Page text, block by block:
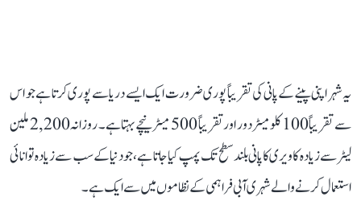
یہ شہر اپنی پینے کے پانی کی تقریباً پوری ضرورت ایک ایسے دریا سے پوری کرتا ہے جو اس
سے تقریباً 100 کلومیٹر دور اور تقریباً 500 میٹر نیچے بہتا ہے۔ روزانہ 2,200 ملین
لیٹر سے زیادہ کاویری کا پانی بلند سطح تک پمپ کیا جاتا ہے، جو دنیا کے سب سے زیادہ توانائی
استعمال کرنے والے شہری آبی فراہمی کے نظاموں میں سے ایک ہے۔